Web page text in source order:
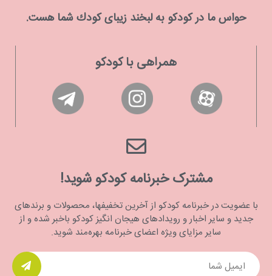
حواس ما در كودكو به لبخند زیبای كودك شما هست.
همراهی با کودکو
مشترک خبرنامه کودکو شوید!
با عضویت در خبرنامه کودکو از آخرین تخفیفها، محصولات و برندهای
جدید و سایر اخبار و رویدادهای هیجان انگیز کودکو باخبر شده و از
سایر مزایای ویژه اعضای خبرنامه بهره‌مند شوید.